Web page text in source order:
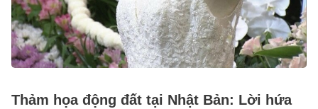
Thảm họa động đất tại Nhật Bản: Lời hứa